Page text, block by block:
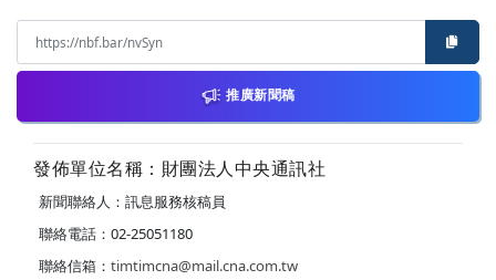
推廣新聞稿
發佈單位名稱：財團法人中央通訊社
新聞聯絡人：訊息服務核稿員
聯絡電話：02-25051180
聯絡信箱： timtimcna@mail.cna.com.tw